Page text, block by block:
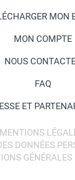
MON
MON COMPTE
NOUS
FAQ
ET
MENTIONS
DONNÉES
GÉNÉRALES